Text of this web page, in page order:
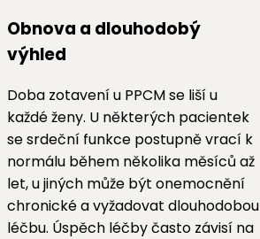
Obnova a dlouhodobý
výhled
Doba zotavení u PPCM se liší u
každé ženy. U některých pacientek
se srdeční funkce postupně vrací k
normálu během několika měsíců až
let, u jiných může být onemocnění
chronické a vyžadovat dlouhodobou
léčbu. Úspěch léčby často závisí na